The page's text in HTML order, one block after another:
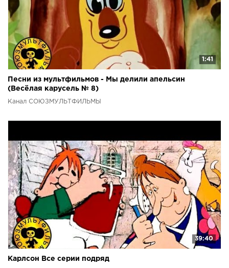
1:41
Песни из мультфильмов - Мы делили апельсин
(Весёлая карусель № 8)
Канал СОЮЗМУЛЬТФИЛЬМЫ
39:40
Карлсон Все серии подряд